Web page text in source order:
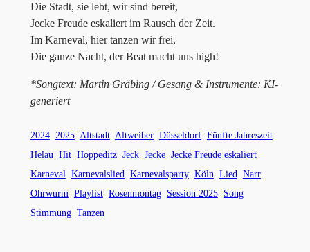
Die Stadt, sie lebt, wir sind bereit,
Jecke Freude eskaliert im Rausch der Zeit.
Im Karneval, hier tanzen wir frei,
Die ganze Nacht, der Beat macht uns high!
*Songtext: Martin Gräbing / Gesang & Instrumente: KI-
generiert
2024 2025 Altstadt Altweiber Düsseldorf Fünfte Jahreszeit
Helau Hit Hoppeditz Jeck Jecke Jecke Freude eskaliert
Karneval Karnevalslied Karnevalsparty Köln Lied Narr
Ohrwurm Playlist Rosenmontag Session 2025 Song
Stimmung Tanzen